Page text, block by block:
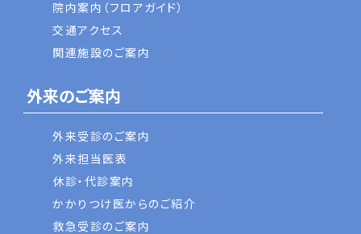
院内案内（フロアガイド）
交通アクセス
関連施設のご案内
外来のご案内
外来受診のご案内
外来担当医表
休診・代診案内
かかりつけ医からのご紹介
救急受診のご案内